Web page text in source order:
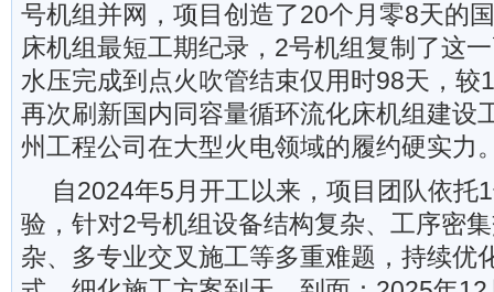
号机组并网，项目创造了20个月零8天的
床机组最短工期纪录，2号机组复制了这
水压完成到点火吹管结束仅用时98天，较
再次刷新国内同容量循环流化床机组建设
州工程公司在大型火电领域的履约硬实力
自2024年5月开工以来，项目团队依托
验，针对2号机组设备结构复杂、工序密
杂、多专业交叉施工等多重难题，持续优